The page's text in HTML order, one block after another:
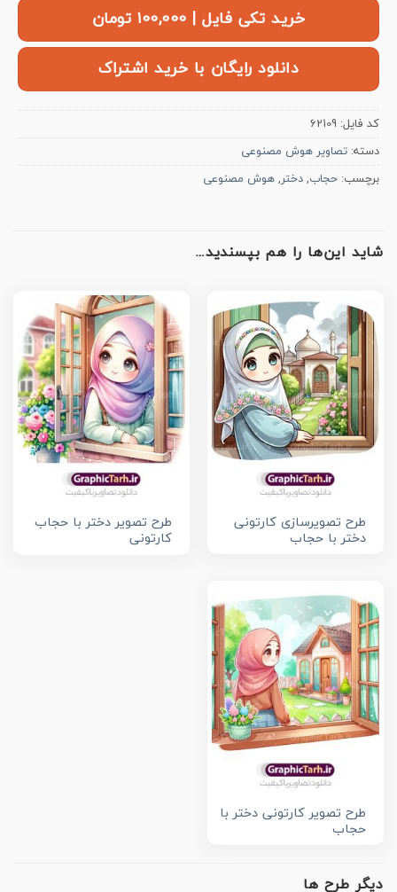
خرید تکی فایل | ۱۰۰,۰۰۰ تومان
دانلود رایگان با خرید اشتراک
کد فایل: 62109
دسته: تصاویر هوش مصنوعی
برچسب: حجاب, دختر, هوش مصنوعی
شاید این‌ها را هم بپسندید…
طرح تصویرسازی کارتونی
دختر با حجاب
طرح تصویر دختر با حجاب
کارتونی
طرح تصویر کارتونی دختر با
حجاب
دیگر طرح ها